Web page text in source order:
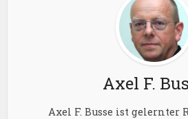
Axel F.
Axel F. Busse ist gelernter